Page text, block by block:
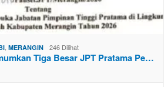
MERANGIN 246 Dilihat
Tiga Besar JPT Pratama Pe…